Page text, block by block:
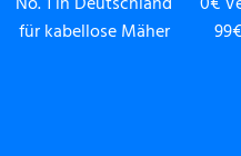
für kabellose Mäher